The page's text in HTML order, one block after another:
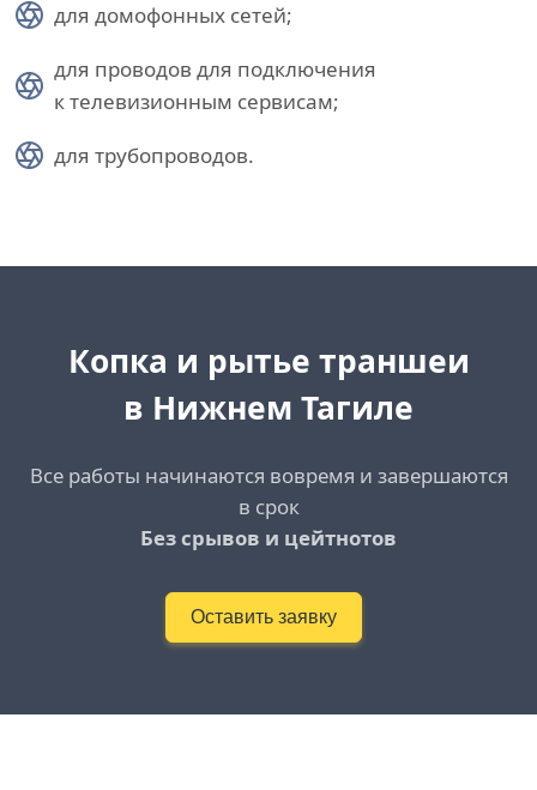
для домофонных сетей;
для проводов для подключения
к телевизионным сервисам;
для трубопроводов.
Копка и рытье траншеи
в Нижнем Тагиле
Все работы начинаются вовремя и завершаются
в срок
Без срывов и цейтнотов
Оставить заявку